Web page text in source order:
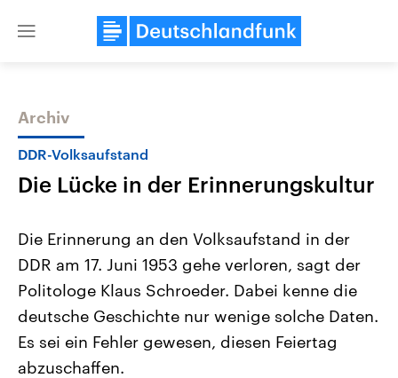
Close
Themen
Landtagswahl Sachsen-Anhalt
2026
Alle Informationen
Sachsen-Anhalt wählt am 6.
September 2026 einen neuen
USA
Aktuelle Beiträge,
Hintergründe
Wirtschaftlich und
Archiv
DDR-Volksaufstand
Die Lücke in der Erinnerungskultur
Die Erinnerung an den Volksaufstand in der
DDR am 17. Juni 1953 gehe verloren, sagt der
Politologe Klaus Schroeder. Dabei kenne die
deutsche Geschichte nur wenige solche Daten.
Es sei ein Fehler gewesen, diesen Feiertag
abzuschaffen.